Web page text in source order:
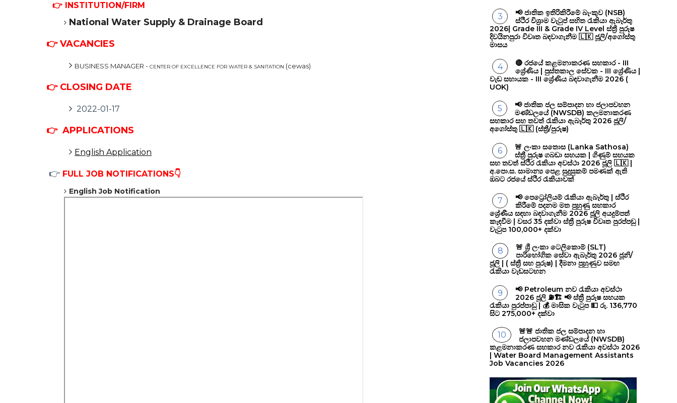
👉 INSTITUTION/FIRM
National Water Supply & Drainage Board
👉 VACANCIES
BUSINESS MANAGER - CENTER OF EXCELLENCE FOR WATER & SANITATION (cewas)
👉 CLOSING DATE
2022-01-17
👉 APPLICATIONS
English Application
👉 FULL JOB NOTIFICATIONS👇
English Job Notification
📢 ජාතික ඉතිරිකිරීමේ බැංකුව (NSB)
ස්ථිර විශ්‍රාම වැටුප් සහිත රැකියා ඇබෑර්තු
2026| Grade III & Grade IV Level ස්ත්‍රී පුරුෂ
දිවයිනපුරා විවෘත බඳවාගැනීම 🇱🇰 ජූලි/අගෝස්තු
මාසය
🔴 රජයේ කළමනාකරණ සහකාර - III
ශ්‍රේණිය | පුස්තකාල සේවක - III ශ්‍රේණිය |
වැඩ සහායක - III ශ්‍රේණිය බඳවාගැනීම 2026 (
UOK)
📢 ජාතික ජල සම්පාදන හා ජලාපවහන
මණ්ඩලයේ (NWSDB) කලමනාකරණ
සහකාර සහ තවත් රැකියා ඇබෑර්තු 2026 ජූලි/
අගෝස්තු 🇱🇰 (ස්ත්‍රී/පුරුෂ)
🚨 ලංකා සතොස (Lanka Sathosa)
ස්ත්‍රී පුරුෂ ගබඩා සහයක | ගිණුම් සහයක
සහ තවත් ස්ථිර රැකියා අවස්ථා 2026 ජූලි 🇱🇰 |
අ.පො.ස. සාමාන්‍ය පෙළ සුදුසුකම් පමණක් ඇති
ඔබට රජයේ ස්ථිර රැකියාවක්
📢 පෙට්‍රෝලියම් රැකියා ඇබෑර්තු | ස්ථිර
කිරීමේ පදනම මත පුහුණු සහකාර
ශ්‍රේණීය සඳහා බඳවාගැනීම 2026 ජූලි අයදුම්පත්
කැඳවීම | වසර 35 දක්වා ස්ත්‍රී පුරුෂ විවෘත පුරප්පඩු |
වැටුප 100,000+ දක්වා
🚨 ශ්‍රී ලංකා ටෙලිකොම් (SLT)
පාරිභෝගික සේවා ඇබෑර්තු 2026 ජූනි/
ජූලි | ( ස්ත්‍රී සහ පුරුෂ) | දීමනා පුහුණුව සමඟ
රැකියා වැඩසටහන
📢 Petroleum නව රැකියා අවස්ථා
2026 ජූලි ⛽🏗️ 📢 ස්ත්‍රී පුරුෂ සහයක
රැකියා පුරප්පාඩු | 💰 මාසික වැටුප 💵 රු. 136,770
සිට 275,000+ දක්වා
🚨🚨 ජාතික ජල සම්පාදන හා
ජලාපවහන මණ්ඩලයේ (NWSDB)
කළමනාකරණ සහකාර නව රැකියා අවස්ථා 2026
| Water Board Management Assistants
Job Vacancies 2026